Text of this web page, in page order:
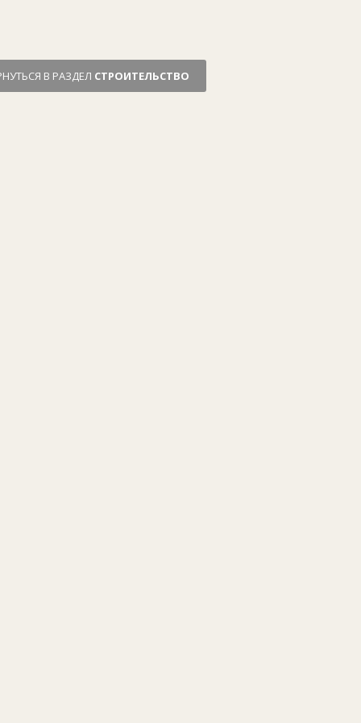
В РАЗДЕЛ СТРОИТЕЛЬСТВО